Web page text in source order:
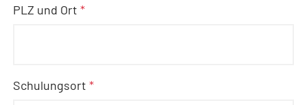
PLZ und Ort*
Schulungsort*